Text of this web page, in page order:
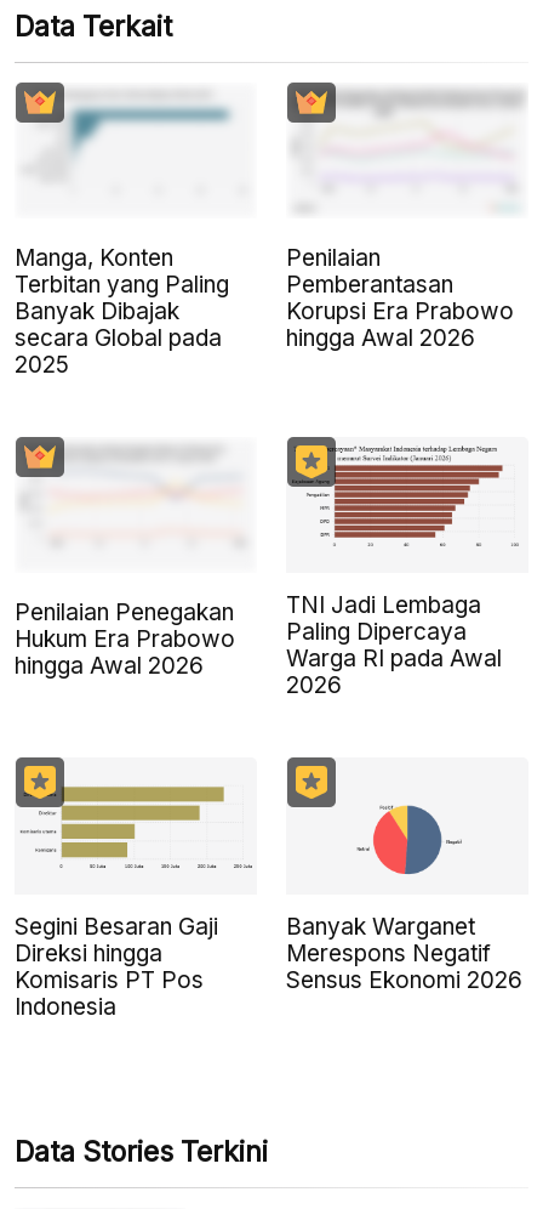
Data Terkait
Manga, Konten
Terbitan yang Paling
Banyak Dibajak
secara Global pada
2025
Penilaian
Pemberantasan
Korupsi Era Prabowo
hingga Awal 2026
Penilaian Penegakan
Hukum Era Prabowo
hingga Awal 2026
TNI Jadi Lembaga
Paling Dipercaya
Warga RI pada Awal
2026
Segini Besaran Gaji
Direksi hingga
Komisaris PT Pos
Indonesia
Banyak Warganet
Merespons Negatif
Sensus Ekonomi 2026
Data Stories Terkini